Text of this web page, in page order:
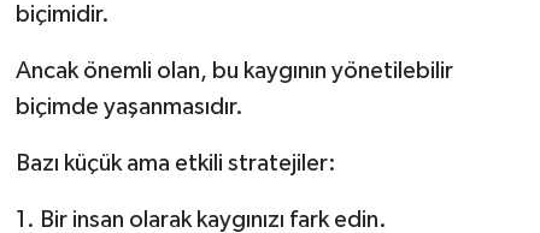
biçimidir.
Ancak önemli olan, bu kaygının yönetilebilir
biçimde yaşanmasıdır.
Bazı küçük ama etkili stratejiler:
1. Bir insan olarak kaygınızı fark edin.